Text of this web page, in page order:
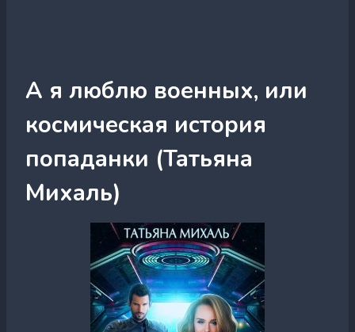
А я люблю военных, или
космическая история
попаданки (Татьяна
Михаль)